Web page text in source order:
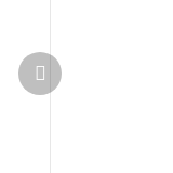
Další
produkt